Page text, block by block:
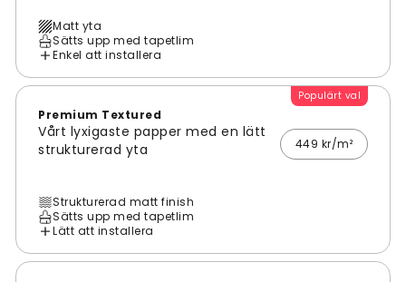
Matt yta
Sätts upp med tapetlim
Enkel att installera
Populärt val
Premium Textured
Vårt lyxigaste papper med en lätt
strukturerad yta
449 kr/m²
Strukturerad matt finish
Sätts upp med tapetlim
Lätt att installera